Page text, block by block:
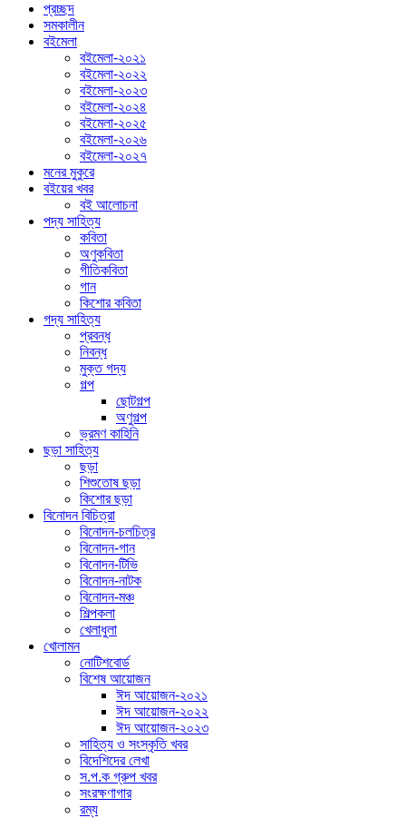
প্রচ্ছদ
সমকালীন
বইমেলা
বইমেলা-২০২১
বইমেলা-২০২২
বইমেলা-২০২৩
বইমেলা-২০২৪
বইমেলা-২০২৫
বইমেলা-২০২৬
বইমেলা-২০২৭
মনের মুকুরে
বইয়ের খবর
বই আলোচনা
পদ্য সাহিত্য
কবিতা
অণুকবিতা
গীতিকবিতা
গান
কিশোর কবিতা
গদ্য সাহিত্য
প্রবন্ধ
নিবন্ধ
মুক্ত গদ্য
গল্প
ছোটগল্প
অণুগল্প
ভ্রমণ কাহিনি
ছড়া সাহিত্য
ছড়া
শিশুতোষ ছড়া
কিশোর ছড়া
বিনোদন বিচিত্রা
বিনোদন-চলচিত্র
বিনোদন-গান
বিনোদন-টিভি
বিনোদন-নাটক
বিনোদন-মঞ্চ
শিল্পকলা
খেলাধুলা
খোলামন
নোটিশবোর্ড
বিশেষ আয়োজন
ঈদ আয়োজন-২০২১
ঈদ আয়োজন-২০২২
ঈদ আয়োজন-২০২৩
সাহিত্য ও সংস্কৃতি খবর
বিদেশিদের লেখা
স.প.ক গ্রুপ খবর
সংরক্ষণাগার
রম্য